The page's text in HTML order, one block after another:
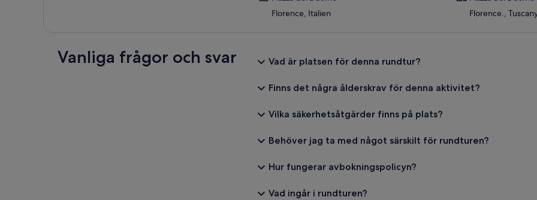
Florence, Italien
Florence.,
Vanliga frågor och svar Vad är platsen för denna rundtur?
Finns det några ålderskrav för denna aktivitet?
Vilka säkerhetsåtgärder finns på plats?
Behöver jag ta med något särskilt för rundturen?
Hur fungerar avbokningspolicyn?
Vad ingår i rundturen?